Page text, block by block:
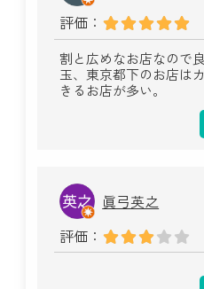
評価：
割と広めなお店なので
玉、東京都下のお店は
きるお店が多い。
眞弓英之
評価：